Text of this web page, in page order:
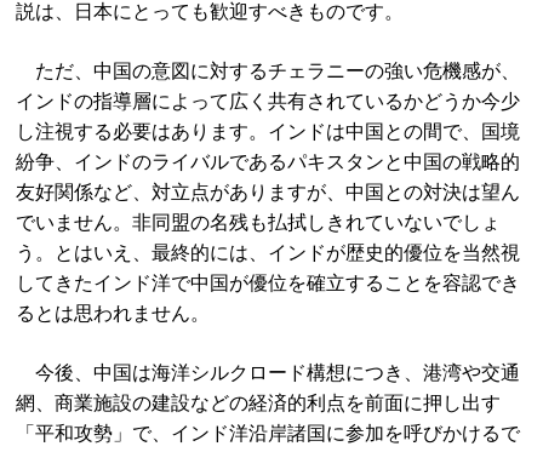
説は、日本にとっても歓迎すべきものです。
ただ、中国の意図に対するチェラニーの強い危機感が、
インドの指導層によって広く共有されているかどうか今少
し注視する必要はあります。インドは中国との間で、国境
紛争、インドのライバルであるパキスタンと中国の戦略的
友好関係など、対立点がありますが、中国との対決は望ん
でいません。非同盟の名残も払拭しきれていないでしょ
う。とはいえ、最終的には、インドが歴史的優位を当然視
してきたインド洋で中国が優位を確立することを容認でき
るとは思われません。
今後、中国は海洋シルクロード構想につき、港湾や交通
網、商業施設の建設などの経済的利点を前面に押し出す
「平和攻勢」で、インド洋沿岸諸国に参加を呼びかけるで